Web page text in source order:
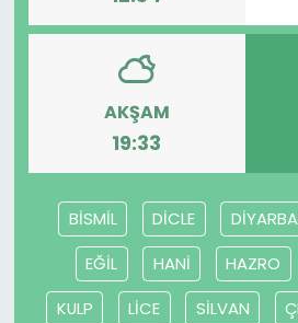
AKŞAM
19:33
BİSMİL DİCLE
EĞİL
HANİ HAZRO
KULP
LİCE SİLVAN
YEREL POLİTİKA
YEREL YÖNETİMLER
Yurt